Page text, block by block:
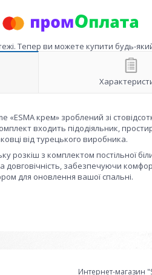
Тепер ви можете купити будь-
«ESMA крем» зроблений зі
входить підодіяльник,
від турецького виробника.
розкіш з комплектом постільної
довговічність, забезпечуючи
для оновлення вашої спальні.